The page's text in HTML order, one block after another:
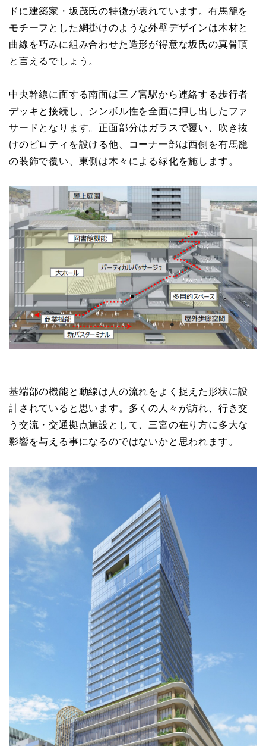
ドに建築家・坂茂氏の特徴が表れています。有馬籠を
モチーフとした網掛けのような外壁デザインは木材と
曲線を巧みに組み合わせた造形が得意な坂氏の真骨頂
と言えるでしょう。
中央幹線に面する南面は三ノ宮駅から連絡する歩行者
デッキと接続し、シンボル性を全面に押し出したファ
サードとなります。正面部分はガラスで覆い、吹き抜
けのピロティを設ける他、コーナ一部は西側を有馬籠
の装飾で覆い、東側は木々による緑化を施します。
基端部の機能と動線は人の流れをよく捉えた形状に設
計されていると思います。多くの人々が訪れ、行き交
う交流・交通拠点施設として、三宮の在り方に多大な
影響を与える事になるのではないかと思われます。